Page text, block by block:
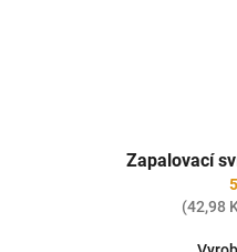
Zapalovací
(42,98